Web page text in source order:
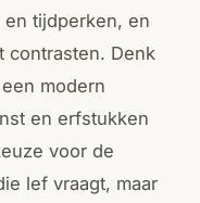
tijdperken, en
contrasten. Denk
modern
en erfstukken
voor de
lef vraagt, maar